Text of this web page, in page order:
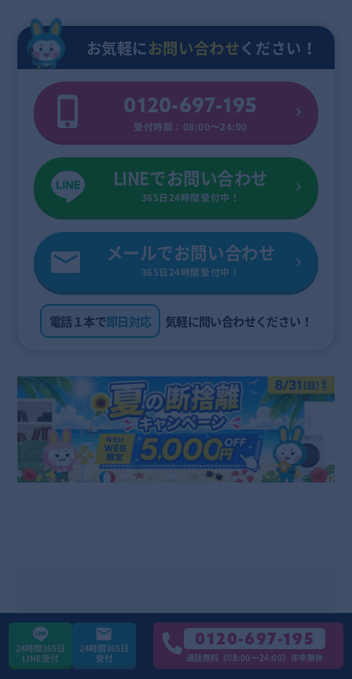
お気軽にお問い合わせください！
0120-697-195
受付時間：08:00〜24:00
LINEでお問い合わせ
365日24時間受付中！
メールでお問い合わせ
365日24時間受付中！
電話１本で即日対応 気軽に問い合わせください！
不用品回収・買取・ゴミ屋敷片
付け・遺品整理などを手掛ける
「お助けうさぎ」の代表。家財
24時間365日
LINE受付
24時間365日
受付
0120-697-195
通話無料《08:00〜24:00》年中無休